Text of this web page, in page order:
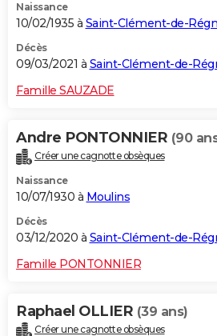
Naissance
10/02/1935 à Saint-Clément-de-
Décès
09/03/2021 à Saint-Clément-de-
Famille SAUZADE
Andre PONTONNIER (90
Créer une cagnotte obsèques
Naissance
10/07/1930 à Moulins
Décès
03/12/2020 à Saint-Clément-de-
Famille PONTONNIER
Raphael OLLIER (39 ans)
Créer une cagnotte obsèques